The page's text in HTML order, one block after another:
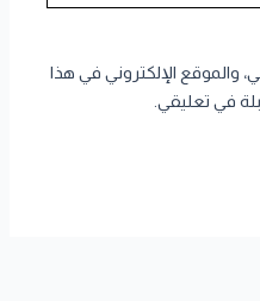
والموقع الإلكتروني في هذا
في تعليقي.